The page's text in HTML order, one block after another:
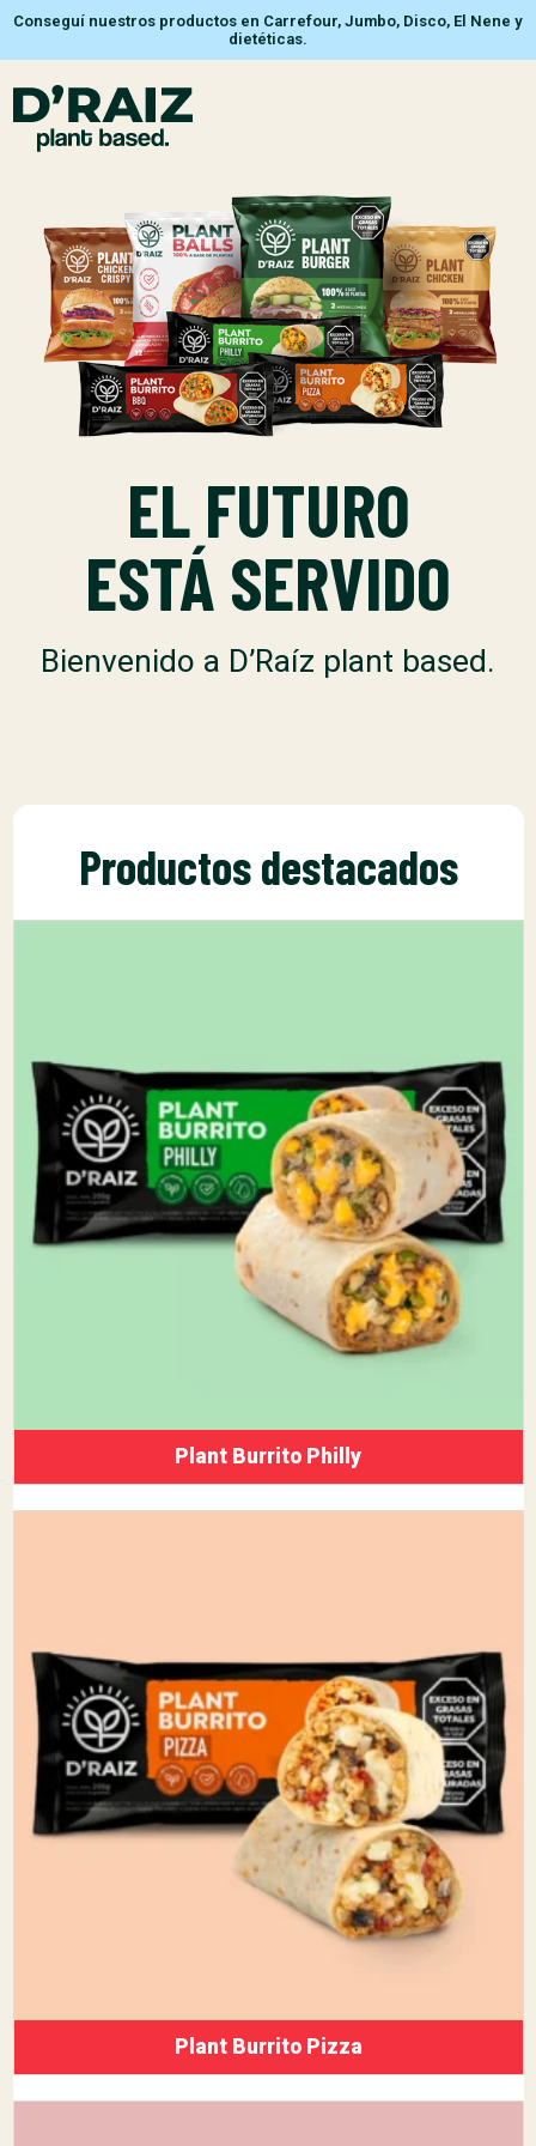
Conseguí nuestros productos en Carrefour, Jumbo, Disco, El Nene y
dietéticas.
EL FUTURO
ESTÁ SERVIDO
Bienvenido a D’Raíz plant based.
Productos destacados
Plant Burrito Philly
Plant Burrito Pizza